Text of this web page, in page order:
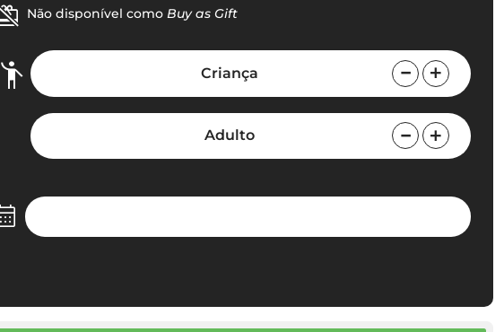
Não disponível comoBuy as Gift
Criança
Adulto